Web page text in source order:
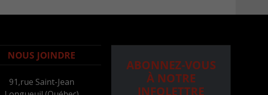
NOUS JOINDRE
91,rue Saint-Jean
ABONNEZ-VOUS
À NOTRE
INFOLETTRE